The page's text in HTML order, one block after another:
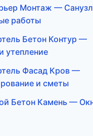
Монтаж —
работы
Бетон Контур —
утепление
Фасад Кров —
и сметы
Бетон Камень —